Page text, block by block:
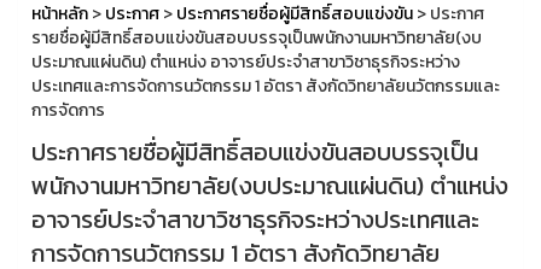
หน้าหลัก>ประกาศ>ประกาศรายชื่อผู้มีสิทธิ์สอบแข่งขัน> ประกาศ
รายชื่อผู้มีสิทธิ์สอบแข่งขันสอบบรรจุเป็นพนักงานมหาวิทยาลัย(งบ
ประมาณแผ่นดิน) ตำแหน่ง อาจารย์ประจำสาขาวิชาธุรกิจระหว่าง
ประเทศและการจัดการนวัตกรรม 1 อัตรา สังกัดวิทยาลัยนวัตกรรมและ
การจัดการ
ประกาศรายชื่อผู้มีสิทธิ์สอบแข่งขันสอบบรรจุเป็น
พนักงานมหาวิทยาลัย(งบประมาณแผ่นดิน) ตำแหน่ง
อาจารย์ประจำสาขาวิชาธุรกิจระหว่างประเทศและ
การจัดการนวัตกรรม 1 อัตรา สังกัดวิทยาลัย